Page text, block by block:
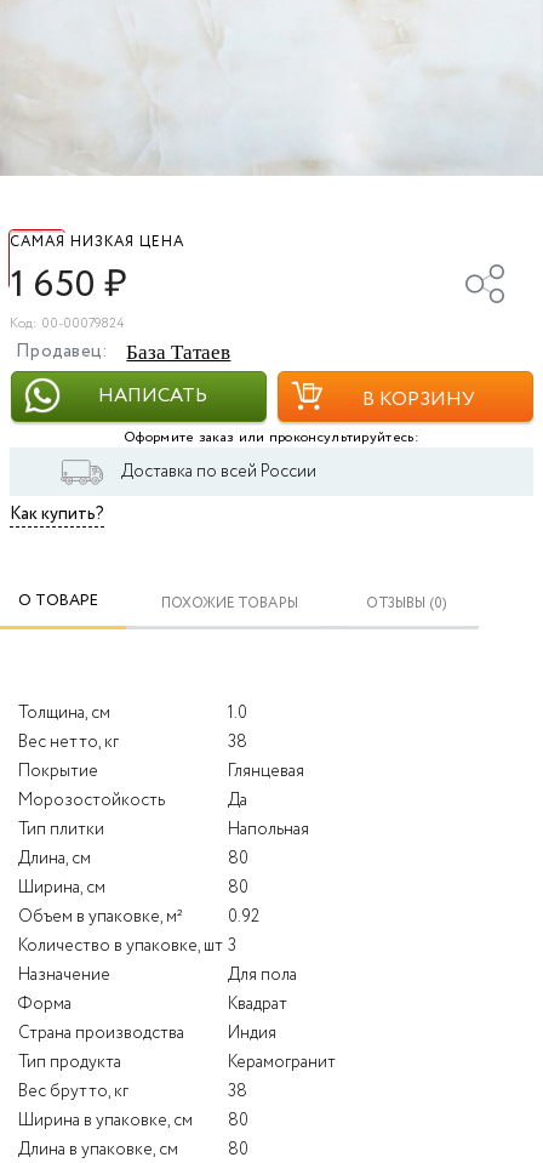
САМАЯ НИЗКАЯ ЦЕНА
1 650₽
Код: 00-00079824
Продавец: База Татаев
НАПИСАТЬ В КОРЗИНУ
Оформите заказ или проконсультируйтесь:
Доставка по всей России
Как купить?
О ТОВАРЕ ПОХОЖИЕ ТОВАРЫ ОТЗЫВЫ (0)
Толщина, см
1.0
Вес нетто, кг
38
Покрытие
Глянцевая
Морозостойкость
Да
Тип плитки
Напольная
Длина, см
80
Ширина, см
80
Объем в упаковке, м²
0.92
Количество в упаковке, шт 3
Назначение
Для пола
Форма
Квадрат
Страна производства
Индия
Тип продукта
Керамогранит
Вес брутто, кг
38
Ширина в упаковке, см
80
Длина в упаковке, см
80